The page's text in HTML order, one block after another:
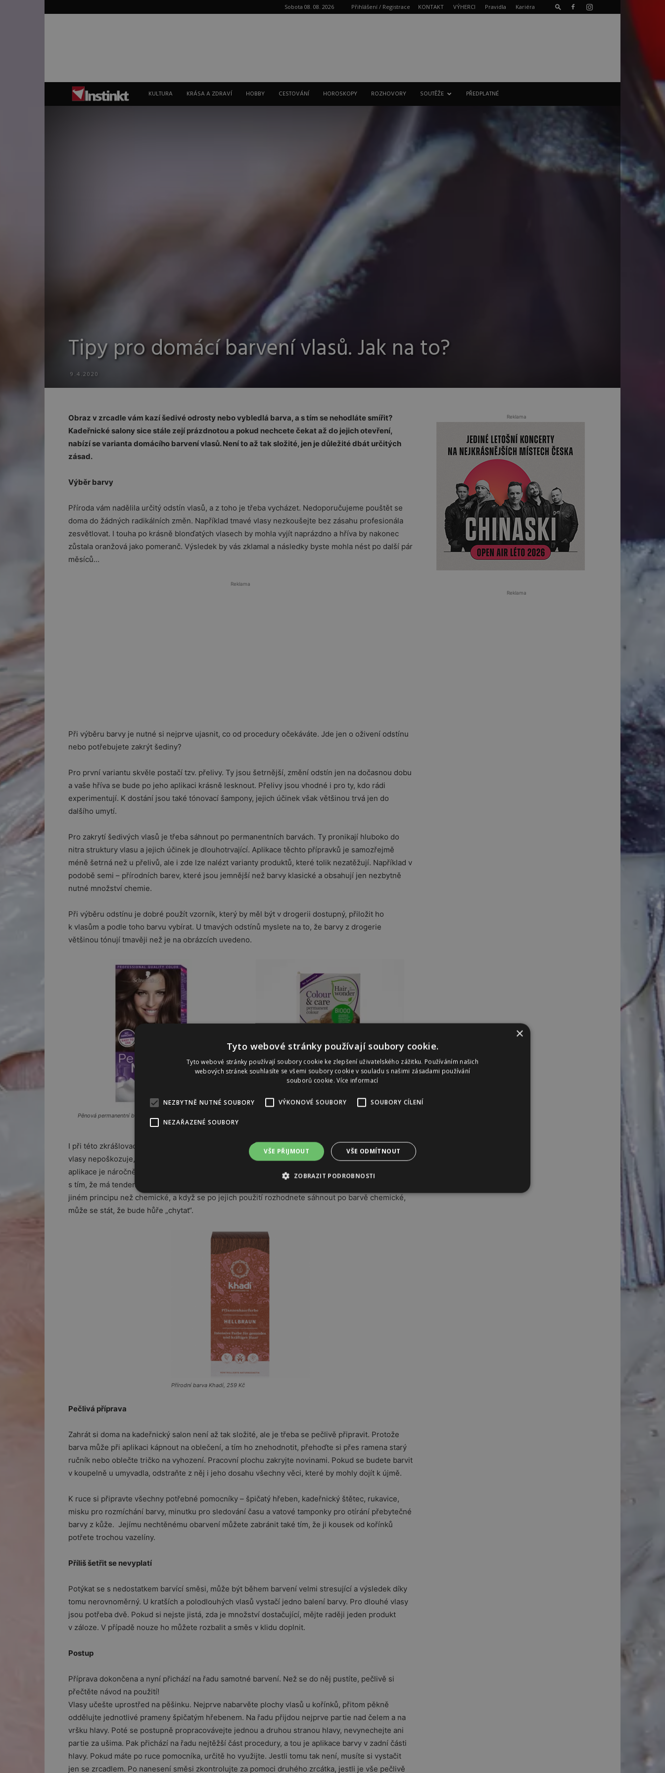
Sobota 08. 08. 2026 Přihlášení / Registrace KONTAKT VÝHERCI Pravidla Kariéra
Instinkt
KULTURA KRÁSA A ZDRAVÍ HOBBY CESTOVÁNÍ HOROSKOPY ROZHOVORY SOUTĚŽE PŘEDPLATNÉ
Tipy pro domácí barvení vlasů. Jak na to?
9.4.2020
Obraz v zrcadle vám kazí šedivé odrosty nebo vybledlá barva, a s tím se nehodláte smířit?
Kadeřnické salony sice stále zejí prázdnotou a pokud nechcete čekat až do jejich otevření,
nabízí se varianta domácího barvení vlasů. Není to až tak složité, jen je důležité dbát určitých
zásad.
Výběr barvy
Příroda vám nadělila určitý odstín vlasů, a z toho je třeba vycházet. Nedoporučujeme pouštět se
doma do žádných radikálních změn. Například tmavé vlasy nezkoušejte bez zásahu profesionála
zesvětlovat. I touha po krásně blonďatých vlasech by mohla vyjít naprázdno a hříva by nakonec
zůstala oranžová jako pomeranč. Výsledek by vás zklamal a následky byste mohla nést po další pár
měsíců…
Reklama
Při výběru barvy je nutné si nejprve ujasnit, co od procedury očekáváte. Jde jen o oživení odstínu
nebo potřebujete zakrýt šediny?
Pro první variantu skvěle postačí tzv. přelivy. Ty jsou šetrnější, změní odstín jen na dočasnou dobu
a vaše hříva se bude po jeho aplikaci krásně lesknout. Přelivy jsou vhodné i pro ty, kdo rádi
experimentují. K dostání jsou také tónovací šampony, jejich účinek však většinou trvá jen do
dalšího umytí.
Pro zakrytí šedivých vlasů je třeba sáhnout po permanentních barvách. Ty pronikají hluboko do
nitra struktury vlasu a jejich účinek je dlouhotrvající. Aplikace těchto přípravků je samozřejmě
méně šetrná než u přelivů, ale i zde lze nalézt varianty produktů, které tolik nezatěžují. Například v
podobě semi – přírodních barev, které jsou jemnější než barvy klasické a obsahují jen nezbytně
nutné množství chemie.
Při výběru odstínu je dobré použít vzorník, který by měl být v drogerii dostupný, přiložit ho
k vlasům a podle toho barvu vybírat. U tmavých odstínů myslete na to, že barvy z drogerie
většinou tónují tmavěji než je na obrázcích uvedeno.
Pěnová permanentní barva na vlasy, Schwarzkopf, 109 Kč
I při této zkrášlovací proceduře lze jít přírodní cestou, v podobě barev obsahujících hennu. Ta
vlasy nepoškozuje, naopak je vyživuje a posiluje. K barvení se používá už tisíce let, ale její
aplikace je náročnější manuálně i časově. Pokud se rozhodnete pro tuto variantu, je nutné počítat
s tím, že má tendenci zanechat na vlasech zrzavý nádech. A navíc… Přírodní barvy tónují vlasy na
jiném principu než chemické, a když se po jejich použití rozhodnete sáhnout po barvě chemické,
může se stát, že bude hůře „chytat“.
Přírodní barva Khadí, 259 Kč
Pečlivá příprava
Zahrát si doma na kadeřnický salon není až tak složité, ale je třeba se pečlivě připravit. Protože
barva může při aplikaci kápnout na oblečení, a tím ho znehodnotit, přehoďte si přes ramena starý
ručník nebo oblečte tričko na vyhození. Pracovní plochu zakryjte novinami. Pokud se budete barvit
v koupelně u umyvadla, odstraňte z něj i jeho dosahu všechny věci, které by mohly dojít k újmě.
K ruce si připravte všechny potřebné pomocníky – špičatý hřeben, kadeřnický štětec, rukavice,
misku pro rozmíchání barvy, minutku pro sledování času a vatové tamponky pro otírání přebytečné
barvy z kůže. Jejímu nechtěnému obarvení můžete zabránit také tím, že ji kousek od kořínků
potřete trochou vazelíny.
Příliš šetřit se nevyplatí
Potýkat se s nedostatkem barvící směsi, může být během barvení velmi stresující a výsledek díky
tomu nerovnoměrný. U kratších a polodlouhých vlasů vystačí jedno balení barvy. Pro dlouhé vlasy
jsou potřeba dvě. Pokud si nejste jistá, zda je množství dostačující, mějte raději jeden produkt
v záloze. V případě nouze ho můžete rozbalit a směs v klidu doplnit.
Postup
Příprava dokončena a nyní přichází na řadu samotné barvení. Než se do něj pustíte, pečlivě si
přečtěte návod na použití!
Vlasy učešte uprostřed na pěšinku. Nejprve nabarvěte plochy vlasů u kořínků, přitom pěkně
oddělujte jednotlivé prameny špičatým hřebenem. Na řadu přijdou nejprve partie nad čelem a na
vršku hlavy. Poté se postupně propracovávejte jednou a druhou stranou hlavy, nevynechejte ani
partie za ušima. Pak přichází na řadu nejtěžší část procedury, a tou je aplikace barvy v zadní části
hlavy. Pokud máte po ruce pomocníka, určitě ho využijte. Jestli tomu tak není, musíte si vystačit
jen se zrcadlem. Po nanesení směsi zkontrolujte za pomoci druhého zrcátka, jestli je vše pečlivě
Reklama
Reklama
×
Tyto webové stránky používají soubory cookie.
Tyto webové stránky používají soubory cookie ke zlepšení uživatelského zážitku. Používáním našich
webových stránek souhlasíte se všemi soubory cookie v souladu s našimi zásadami používání
souborů cookie.Více informací
NEZBYTNĚ NUTNÉ SOUBORY VÝKONOVÉ SOUBORY SOUBORY CÍLENÍ
NEZAŘAZENÉ SOUBORY
VŠE PŘIJMOUT VŠE ODMÍTNOUT
ZOBRAZIT PODROBNOSTI